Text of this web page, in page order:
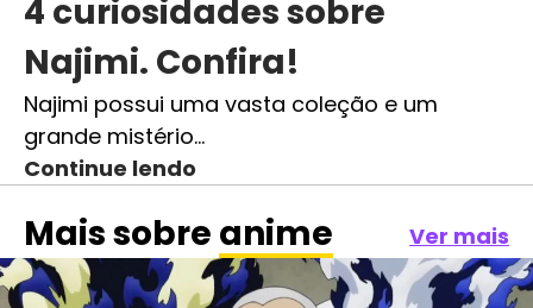
4 curiosidades sobre
Najimi. Confira!
Najimi possui uma vasta coleção e um
grande mistério…
Continue lendo
Mais sobre anime Ver mais